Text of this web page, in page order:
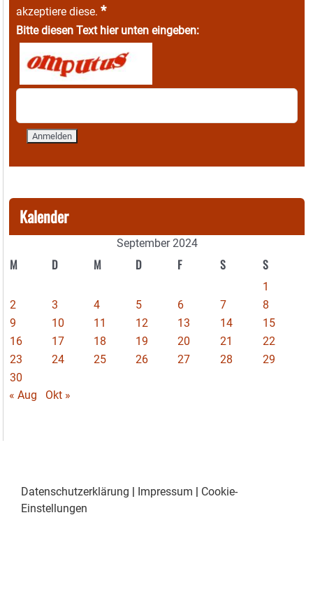
akzeptiere diese. *
Bitte diesen Text hier unten eingeben:
Kalender
September 2024
M D M D F S S
1
2
3 4 5 6 7
8
9
10 11 12 13 14
15
16
17 18 19 20 21
22
23
24 25 26 27 28
29
30
« Aug
Okt »
Datenschutzerklärung | Impressum | Cookie-
Einstellungen